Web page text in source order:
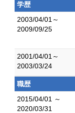
学歴
2003/04/01～
2009/09/25
2001/04/01～
2003/03/24
職歴
2015/04/01 ～
2020/03/31